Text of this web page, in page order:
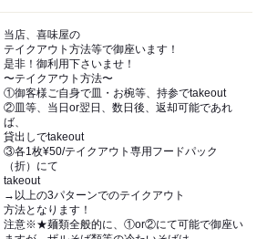
当店、喜味屋の
テイクアウト方法等で御座います！
是非！御利用下さいませ！
〜テイクアウト方法〜
①御客様ご自身で皿・お椀等、持参でtakeout
②皿等、当日or翌日、数日後、返却可能であれ
ば、
貸出しでtakeout
③各1枚¥50/テイクアウト専用フードパック
（折）にて
takeout
→以上の3パターンでのテイクアウト
方法となります！
注意※★麺類全般的に、①or②にて可能で御座い